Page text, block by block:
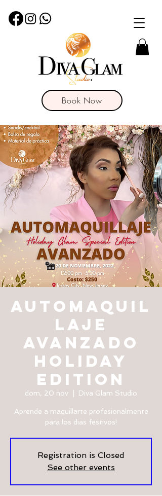
Book Now
AUTOMAQUIL
LAJE
AVANZADO
HOLIDAY
EDITION
dom, 20 nov Diva Glam Studio
Aprende a maquillarte profesionalmente
para los dias festivos!
Registration is Closed
See other events